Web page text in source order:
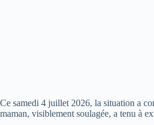
Ce samedi 4 juillet 2026, la situation a
maman, visiblement soulagée, a tenu à